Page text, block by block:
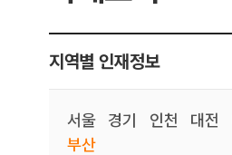
지역별 인재정보
서울 경기 인천 대전
부산